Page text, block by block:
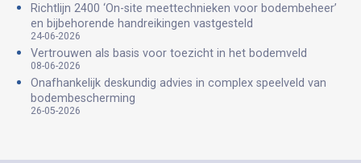
Richtlijn 2400 ‘On-site meettechnieken voor bodembeheer’
en bijbehorende handreikingen vastgesteld
24-06-2026
Vertrouwen als basis voor toezicht in het bodemveld
08-06-2026
Onafhankelijk deskundig advies in complex speelveld van
bodembescherming
26-05-2026